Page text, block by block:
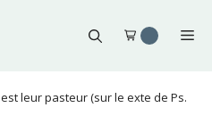
leur pasteur (sur le exte de Ps.